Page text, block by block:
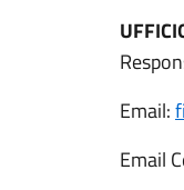
Email:
Email